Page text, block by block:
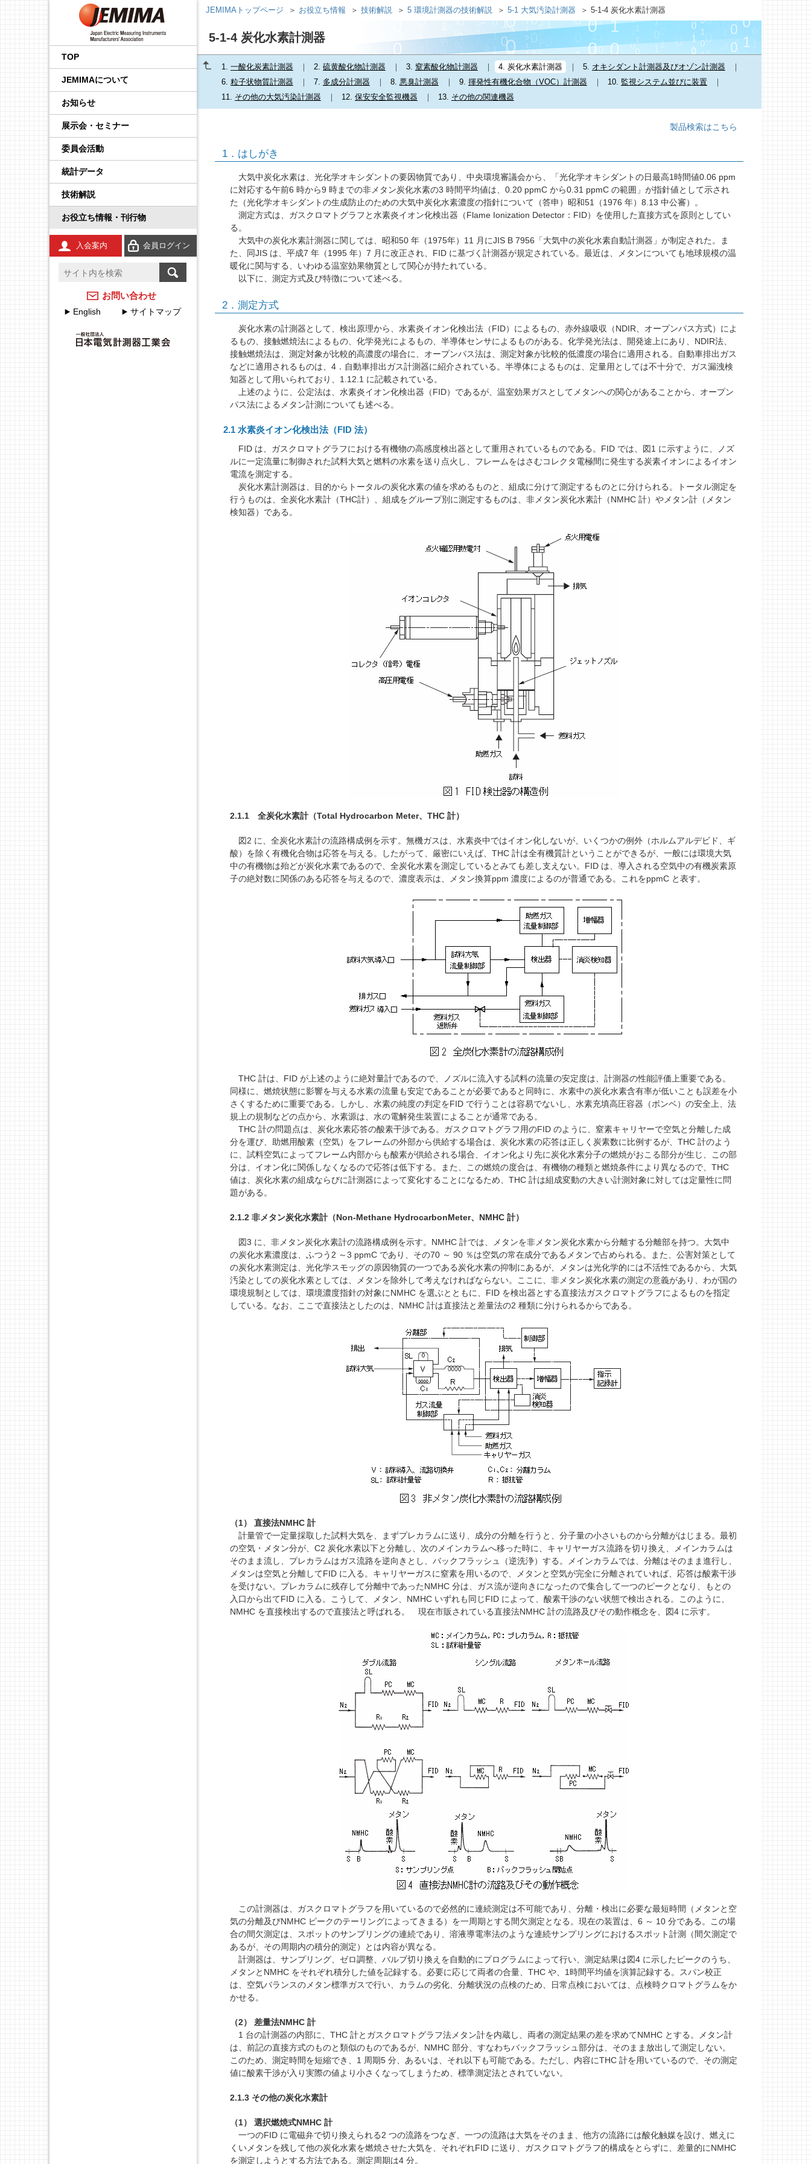
TOP
JEMIMAについて
会長挨拶
事業内容
国内外規制動向調査事業
国際標準化推進事業
技術開発テーマの探索事
広報事業
セミナー事業
会員一覧
品目から探す
役員一覧
定款・財務情報
ト
JEMIMA会報
アクセスマップ
後援・協賛の申請
JEMIMA会報への広告掲
載
JEMIMA主要行事（会員
お知らせ
プレスリリース
JEMIMAより
展示会・セミナー
展示会
セミナー・講演会
委員会活動
企画運営会議
IoT イノベーション推進委
基本機能部会
調査・統計委員会
広報委員会
IIFES推進WG
計測展 OSAKA 実行委員
会
製品安全・EMC委員会
輸出管理委員会
資材調達委員会
環境グリーン委員会
政策課題部会
エネルギー・イノベーシ
先端技術調査委員会
産業計測機器・システム
製品別部会
校正事業委員会
防爆計測委員会
電力量計委員会
電子測定器委員会
温度計測委員会
統計データ
技術解説
プロセス計測制御機器の
FA計測制御機器の技術解
説
電子応用計測ガイド
環境計測器の技術解説
放射線計測ガイド
工業用無線
安全計装システム（SIS）
温度計測のFAQ
お役立ち情報・刊行物
学生の皆さんへ
コンシェルジュ
JEMIMAのSDGsビジョン
刊行物
工業会規格
調査報告書
JCSSコーナー
JCSS（トレーサビリティ
JCSS（ISO/IEC 17025認
定）
よくある質問
登録事業者検索
JCSSに関する刊行物
JCSSリンク
JCSS連絡会のご案内
計測器メーカーのJCSS校
JEMIMAのJCSSの取組
JEMIMA JCSS校正サービ
IEC規格ドラフトの審議情
IEC概要
IEC TC一覧／IEC用語
動
入会案内
会員ログイン
お問い合わせ
English サイトマップ
JEMIMAトップページ お役立ち情報 技術解説 5 環境計測器の技術解説 5-1 大気汚染計測器 5-1-4 炭化水素計測器
5-1-4 炭化水素計測器
1. 一酸化炭素計測器 2. 硫黄酸化物計測器 3. 窒素酸化物計測器 4. 炭化水素計測器 5. オキシダント計測器及びオゾン計測器
6. 粒子状物質計測器 7. 多成分計測器 8. 悪臭計測器 9. 揮発性有機化合物（VOC）計測器 10. 監視システム並びに装置
11. その他の大気汚染計測器 12. 保安安全監視機器 13. その他の関連機器
製品検索はこちら
1．はしがき
大気中炭化水素は、光化学オキシダントの要因物質であり、中央環境審議会から、「光化学オキシダントの日最高1時間値0.06 ppm
に対応する午前6 時から9 時までの非メタン炭化水素の3 時間平均値は、0.20 ppmC から0.31 ppmC の範囲」が指針値として示され
た（光化学オキシダントの生成防止のための大気中炭化水素濃度の指針について（答申）昭和51（1976 年）8.13 中公審）。
測定方式は、ガスクロマトグラフと水素炎イオン化検出器（Flame Ionization Detector：FID）を使用した直接方式を原則としてい
る。
大気中の炭化水素計測器に関しては、昭和50 年（1975年）11 月にJIS B 7956「大気中の炭化水素自動計測器」が制定された。ま
た、同JIS は、平成7 年（1995 年）7 月に改正され、FID に基づく計測器が規定されている。最近は、メタンについても地球規模の温
暖化に関与する、いわゆる温室効果物質として関心が持たれている。
以下に、測定方式及び特徴について述べる。
2．測定方式
炭化水素の計測器として、検出原理から、水素炎イオン化検出法（FID）によるもの、赤外線吸収（NDIR、オープンパス方式）によ
るもの、接触燃焼法によるもの、化学発光によるもの、半導体センサによるものがある。化学発光法は、開発途上にあり、NDIR法、
接触燃焼法は、測定対象が比較的高濃度の場合に、オープンパス法は、測定対象が比較的低濃度の場合に適用される。自動車排出ガス
などに適用されるものは、4．自動車排出ガス計測器に紹介されている。半導体によるものは、定量用としては不十分で、ガス漏洩検
知器として用いられており、1.12.1 に記載されている。
上述のように、公定法は、水素炎イオン化検出器（FID）であるが、温室効果ガスとしてメタンへの関心があることから、オープン
パス法によるメタン計測についても述べる。
2.1 水素炎イオン化検出法（FID 法）
FID は、ガスクロマトグラフにおける有機物の高感度検出器として重用されているものである。FID では、図1 に示すように、ノズ
ルに一定流量に制御された試料大気と燃料の水素を送り点火し、フレームをはさむコレクタ電極間に発生する炭素イオンによるイオン
電流を測定する。
炭化水素計測器は、目的からトータルの炭化水素の値を求めるものと、組成に分けて測定するものとに分けられる。トータル測定を
行うものは、全炭化水素計（THC計）、組成をグループ別に測定するものは、非メタン炭化水素計（NMHC 計）やメタン計（メタン
検知器）である。
2.1.1 全炭化水素計（Total Hydrocarbon Meter、THC 計）
図2 に、全炭化水素計の流路構成例を示す。無機ガスは、水素炎中ではイオン化しないが、いくつかの例外（ホルムアルデビド、ギ
酸）を除く有機化合物は応答を与える。したがって、厳密にいえば、THC 計は全有機質計ということができるが、一般には環境大気
中の有機物は殆どが炭化水素であるので、全炭化水素を測定しているとみても差し支えない。FID は、導入される空気中の有機炭素原
子の絶対数に関係のある応答を与えるので、濃度表示は、メタン換算ppm 濃度によるのが普通である。これをppmC と表す。
THC 計は、FID が上述のように絶対量計であるので、ノズルに流入する試料の流量の安定度は、計測器の性能評価上重要である。
同様に、燃焼状態に影響を与える水素の流量も安定であることが必要であると同時に、水素中の炭化水素含有率が低いことも誤差を小
さくするために重要である。しかし、水素の純度の判定をFID で行うことは容易でないし、水素充填高圧容器（ボンベ）の安全上、法
規上の規制などの点から、水素源は、水の電解発生装置によることが通常である。
THC 計の問題点は、炭化水素応答の酸素干渉である。ガスクロマトグラフ用のFID のように、窒素キャリヤーで空気と分離した成
分を運び、助燃用酸素（空気）をフレームの外部から供給する場合は、炭化水素の応答は正しく炭素数に比例するが、THC 計のよう
に、試料空気によってフレーム内部からも酸素が供給される場合、イオン化より先に炭化水素分子の燃焼がおこる部分が生じ、この部
分は、イオン化に関係しなくなるので応答は低下する。また、この燃焼の度合は、有機物の種類と燃焼条件により異なるので、THC
値は、炭化水素の組成ならびに計測器によって変化することになるため、THC 計は組成変動の大きい計測対象に対しては定量性に問
題がある。
2.1.2 非メタン炭化水素計（Non-Methane HydrocarbonMeter、NMHC 計）
図3 に、非メタン炭化水素計の流路構成例を示す。NMHC 計では、メタンを非メタン炭化水素から分離する分離部を持つ。大気中
の炭化水素濃度は、ふつう2 ～3 ppmC であり、その70 ～ 90 ％は空気の常在成分であるメタンで占められる。また、公害対策として
の炭化水素測定は、光化学スモッグの原因物質の一つである炭化水素の抑制にあるが、メタンは光化学的には不活性であるから、大気
汚染としての炭化水素としては、メタンを除外して考えなければならない。ここに、非メタン炭化水素の測定の意義があり、わが国の
環境規制としては、環境濃度指針の対象にNMHC を選ぶとともに、FID を検出器とする直接法ガスクロマトグラフによるものを指定
している。なお、ここで直接法としたのは、NMHC 計は直接法と差量法の2 種類に分けられるからである。
（1） 直接法NMHC 計
計量管で一定量採取した試料大気を、まずプレカラムに送り、成分の分離を行うと、分子量の小さいものから分離がはじまる。最初
の空気・メタン分が、C2 炭化水素以下と分離し、次のメインカラムへ移った時に、キャリヤーガス流路を切り換え、メインカラムは
そのまま流し、プレカラムはガス流路を逆向きとし、バックフラッシュ（逆洗浄）する。メインカラムでは、分離はそのまま進行し、
メタンは空気と分離してFID に入る。キャリヤーガスに窒素を用いるので、メタンと空気が完全に分離されていれば、応答は酸素干渉
を受けない。プレカラムに残存して分離中であったNMHC 分は、ガス流が逆向きになったので集合して一つのピークとなり、もとの
入口から出てFID に入る。こうして、メタン、NMHC いずれも同じFID によって、酸素干渉のない状態で検出される。このように、
NMHC を直接検出するので直接法と呼ばれる。 現在市販されている直接法NMHC 計の流路及びその動作概念を、図4 に示す。
この計測器は、ガスクロマトグラフを用いているので必然的に連続測定は不可能であり、分離・検出に必要な最短時間（メタンと空
気の分離及びNMHC ピークのテーリングによってきまる）を一周期とする間欠測定となる。現在の装置は、6 ～ 10 分である。この場
合の間欠測定は、スポットのサンプリングの連続であり、溶液導電率法のような連続サンプリングにおけるスポット計測（間欠測定で
あるが、その周期内の積分的測定）とは内容が異なる。
計測器は、サンプリング、ゼロ調整、バルブ切り換えを自動的にプログラムによって行い、測定結果は図4 に示したピークのうち、
メタンとNMHC をそれぞれ積分した値を記録する。必要に応じて両者の合量、THC や、1時間平均値を演算記録する。スパン校正
は、空気バランスのメタン標準ガスで行い、カラムの劣化、分離状況の点検のため、日常点検においては、点検時クロマトグラムをか
かせる。
（2） 差量法NMHC 計
1 台の計測器の内部に、THC 計とガスクロマトグラフ法メタン計を内蔵し、両者の測定結果の差を求めてNMHC とする。メタン計
は、前記の直接方式のものと類似のものであるが、NMHC 部分、すなわちバックフラッシュ部分は、そのまま放出して測定しない。
このため、測定時間を短縮でき、1 周期5 分、あるいは、それ以下も可能である。ただし、内容にTHC 計を用いているので、その測定
値に酸素干渉が入り実際の値より小さくなってしまうため、標準測定法とされていない。
2.1.3 その他の炭化水素計
（1） 選択燃焼式NMHC 計
一つのFID に電磁弁で切り換えられる2 つの流路をつなぎ、一つの流路は大気をそのまま、他方の流路には酸化触媒を設け、燃えに
くいメタンを残して他の炭化水素を燃焼させた大気を、それぞれFID に送り、ガスクロマトグラフ的構成をとらずに、差量的にNMHC
を測定しようとする方法である。測定周期は4 分。